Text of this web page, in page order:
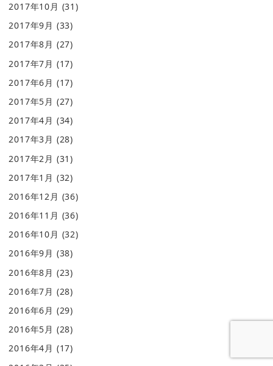
2017年10月 (31)
2017年9月 (33)
2017年8月 (27)
2017年7月 (17)
2017年6月 (17)
2017年5月 (27)
2017年4月 (34)
2017年3月 (28)
2017年2月 (31)
2017年1月 (32)
2016年12月 (36)
2016年11月 (36)
2016年10月 (32)
2016年9月 (38)
2016年8月 (23)
2016年7月 (28)
2016年6月 (29)
2016年5月 (28)
2016年4月 (17)